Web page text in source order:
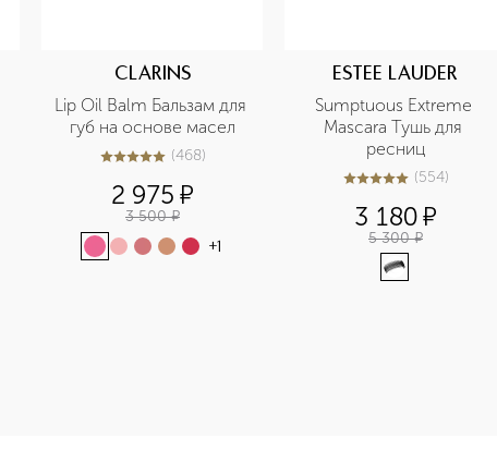
CLARINS
Lip Oil Balm Бальзам для
губ на основе масел
4.9из5468 (468)
2 975 ¤
3 500 ¤
+1
ESTEE LAUDER
Sumptuous Extreme
Mascara Тушь для
ресниц
4.9из5554 (554)
3 180¤
5 300 ¤